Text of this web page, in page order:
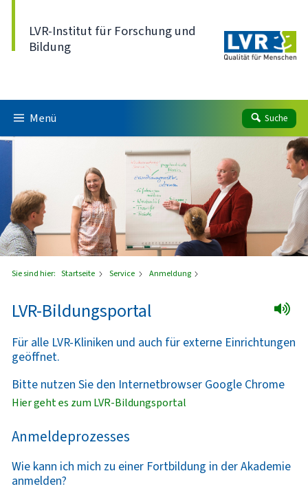
LVR-Institut für Forschung und
Bildung
Menü Suche
Sie sind hier: Startseite Service Anmeldung
LVR-Bildungsportal
Für alle LVR-Kliniken und auch für externe Einrichtungen
geöffnet.
Bitte nutzen Sie den Internetbrowser Google Chrome
Hier geht es zum LVR-Bildungsportal
Anmeldeprozesses
Wie kann ich mich zu einer Fortbildung in der Akademie
anmelden?